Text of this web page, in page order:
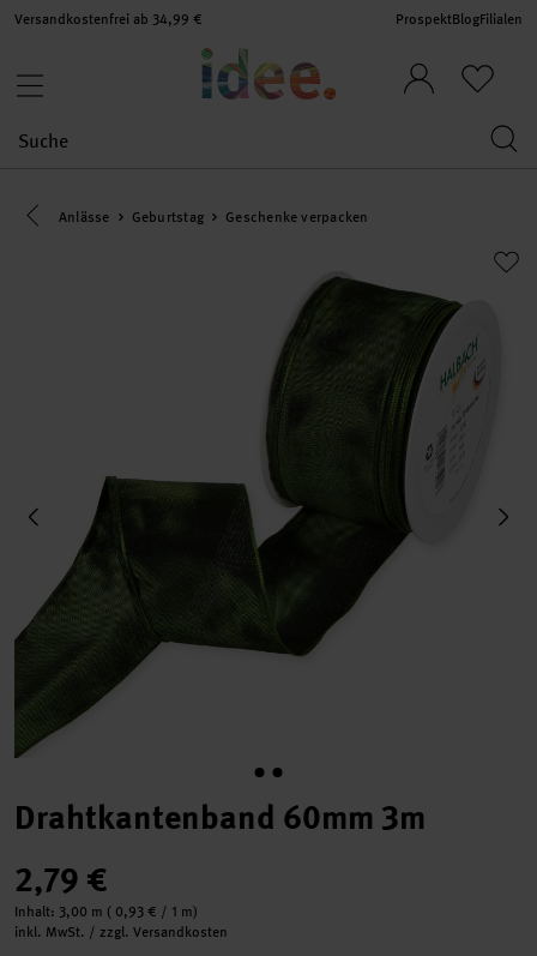
Versandkostenfrei ab 34,99 € ProspektBlogFilialen
Eine Kategorie zurück navigieren
Anlässe Geburtstag Geschenke verpacken
Drahtkantenband 60mm 3m
2,79 €
Inhalt: 3,00 m ( 0,93 € / 1 m)
inkl. MwSt. / zzgl. Versandkosten